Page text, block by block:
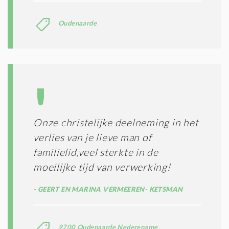
Oudenaarde
Onze christelijke deelneming in het
verlies van je lieve man of
familielid,veel sterkte in de
moeilijke tijd van verwerking!
GEERT EN MARINA VERMEEREN- KETSMAN
9700 Oudenaarde Nederename